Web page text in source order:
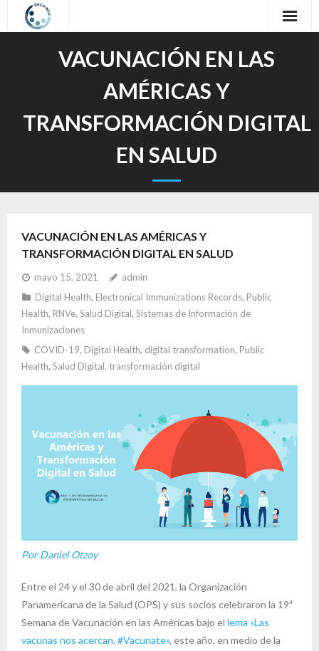
Nuestro Trabajo
VACUNACIÓN EN LAS
AMÉRICAS Y
TRANSFORMACIÓN DIGITAL
EN SALUD
VACUNACIÓN EN LAS AMÉRICAS Y
TRANSFORMACIÓN DIGITAL EN SALUD
mayo 15, 2021
admin
Digital Health, Electronical Immunizations Records, Public
Health, RNVe, Salud Digital, Sistemas de Información de
Inmunizaciones
COVID-19, Digital Health, digital transformation, Public
Health, Salud Digital, transformación digital
Por Daniel Otzoy
Entre el 24 y el 30 de abril del 2021, la Organización
Panamericana de la Salud (OPS) y sus socios celebraron la 19ª
Semana de Vacunación en las Américas bajo el lema «Las
vacunas nos acercan. #Vacunate», este año, en medio de la